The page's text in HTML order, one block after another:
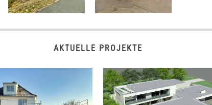
AKTUELLE PROJEKTE